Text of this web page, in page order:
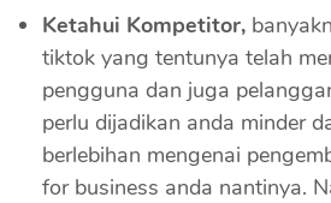
Ketahui Kompetitor,
tiktok yang tentunya telah
pengguna dan juga
perlu dijadikan anda minder
berlebihan mengenai
for business anda nantinya.